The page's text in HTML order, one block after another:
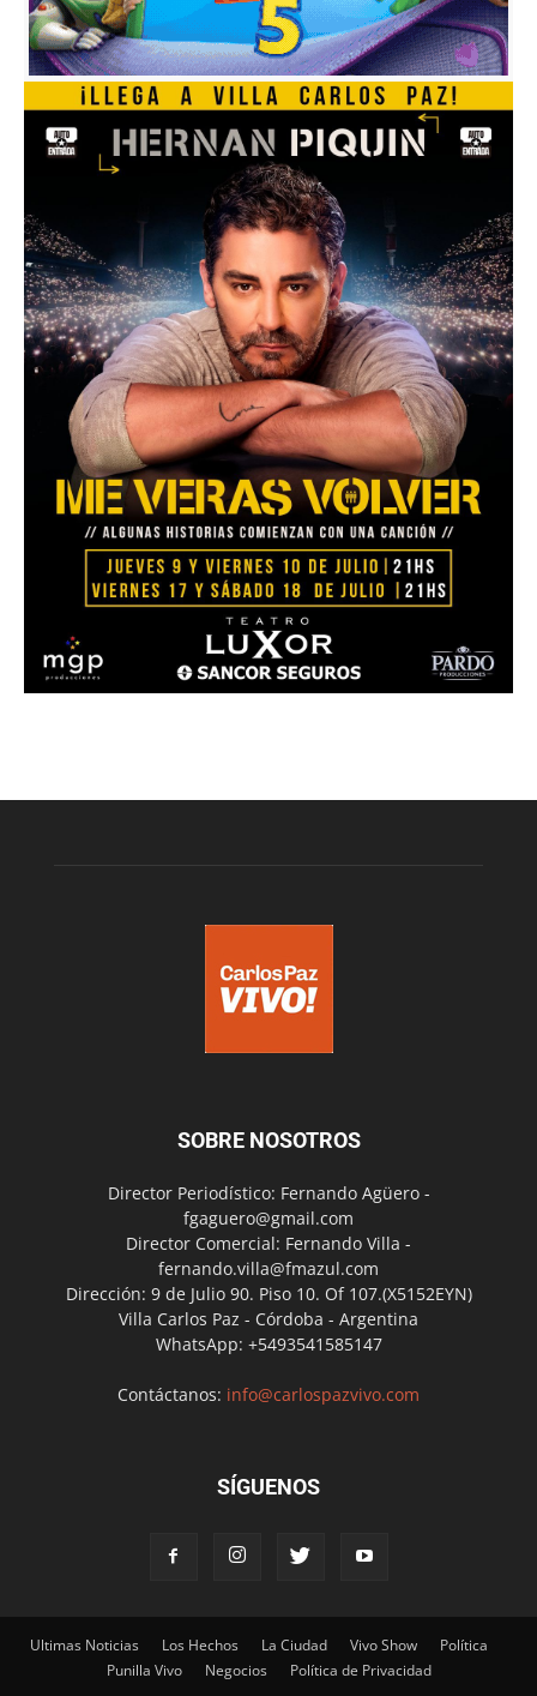
SOBRE NOSOTROS
Director Periodístico: Fernando Agüero -
fgaguero@gmail.com
Director Comercial: Fernando Villa -
fernando.villa@fmazul.com
Dirección: 9 de Julio 90. Piso 10. Of 107.(X5152EYN)
Villa Carlos Paz - Córdoba - Argentina
WhatsApp: +5493541585147
Contáctanos: info@carlospazvivo.com
SÍGUENOS
Ultimas Noticias Los Hechos La Ciudad Vivo Show
Política
Punilla Vivo
Negocios Política de Privacidad